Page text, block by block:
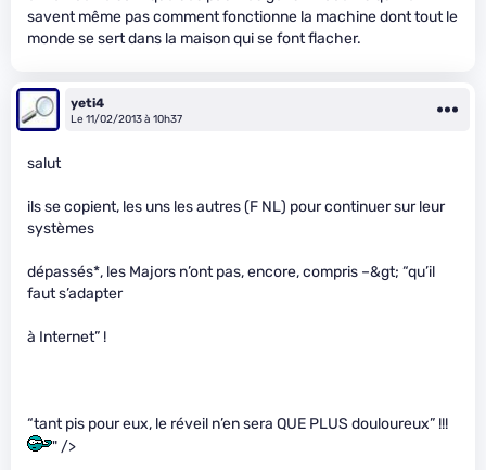
savent même pas comment fonctionne la machine dont tout le
monde se sert dans la maison qui se font flacher.
yeti4
Le 11/02/2013 à 10h37
salut
ils se copient, les uns les autres (F NL) pour continuer sur leur
systèmes
dépassés*, les Majors n’ont pas, encore, compris –&gt; “qu’il
faut s’adapter
à Internet” !
“tant pis pour eux, le réveil n’en sera QUE PLUS douloureux” !!!
" />